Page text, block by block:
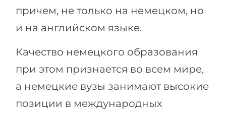
причем, не только на немецком, но
и на английском языке.
Качество немецкого образования
при этом признается во всем мире,
а немецкие вузы занимают высокие
позиции в международных